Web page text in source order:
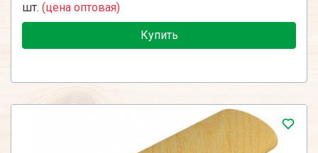
шт. (цена оптовая)
Купить